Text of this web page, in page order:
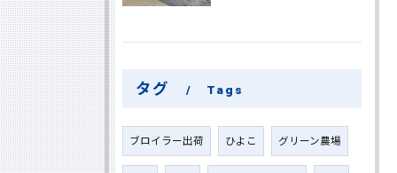
タグ Tags
ブロイラー出荷 ひよこ グリーン農場